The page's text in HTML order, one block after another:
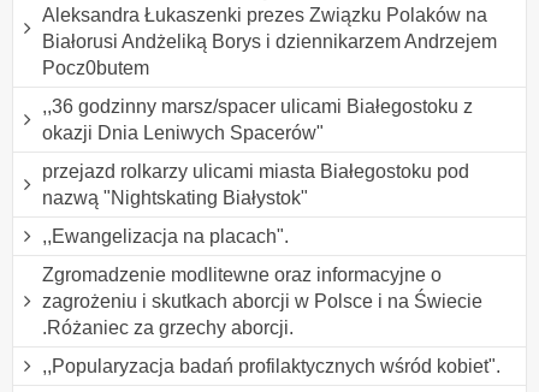
Aleksandra Łukaszenki prezes Związku Polaków na
Białorusi Andżeliką Borys i dziennikarzem Andrzejem
Pocz0butem
,,36 godzinny marsz/spacer ulicami Białegostoku z
okazji Dnia Leniwych Spacerów"
przejazd rolkarzy ulicami miasta Białegostoku pod
nazwą "Nightskating Białystok"
,,Ewangelizacja na placach".
Zgromadzenie modlitewne oraz informacyjne o
zagrożeniu i skutkach aborcji w Polsce i na Świecie
.Różaniec za grzechy aborcji.
,,Popularyzacja badań profilaktycznych wśród kobiet".